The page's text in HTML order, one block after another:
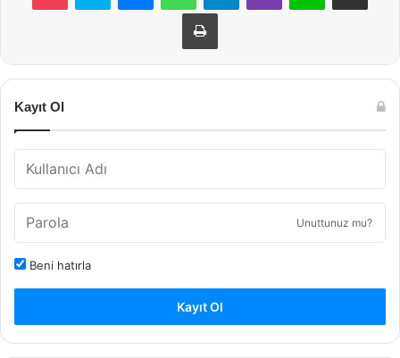
Yazdır
Kayıt Ol
Unuttunuz mu?
Beni hatırla
Kayıt Ol